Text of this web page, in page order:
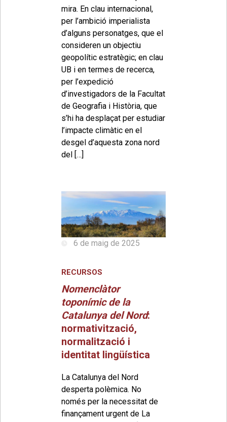
mira. En clau internacional,
per l’ambició imperialista
d’alguns personatges, que el
consideren un objectiu
geopolític estratègic; en clau
UB i en termes de recerca,
per l’expedició
d’investigadors de la Facultat
de Geografia i Història, que
s’hi ha desplaçat per estudiar
l’impacte climàtic en el
desgel d’aquesta zona nord
del […]
6 de maig de 2025
RECURSOS
Nomenclàtor
toponímic de la
Catalunya del Nord:
normativització,
normalització i
identitat lingüística
La Catalunya del Nord
desperta polèmica. No
només per la necessitat de
finançament urgent de La